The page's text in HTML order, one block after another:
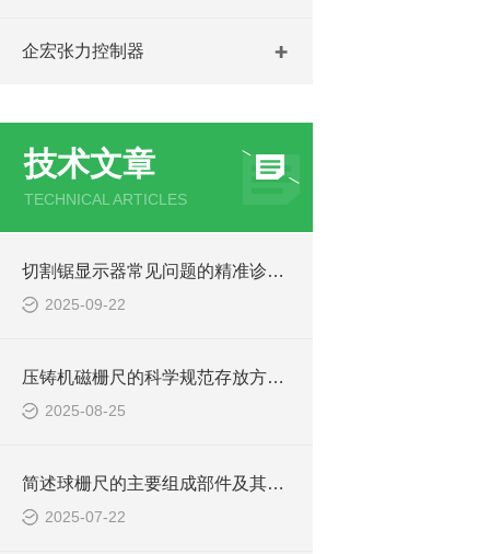
企宏张力控制器
技术文章
TECHNICAL ARTICLES
切割锯显示器常见问题的精准诊断与快速解决方法分享
2025-09-22
压铸机磁栅尺的科学规范存放方法介绍
2025-08-25
简述球栅尺的主要组成部件及其功能特点
2025-07-22